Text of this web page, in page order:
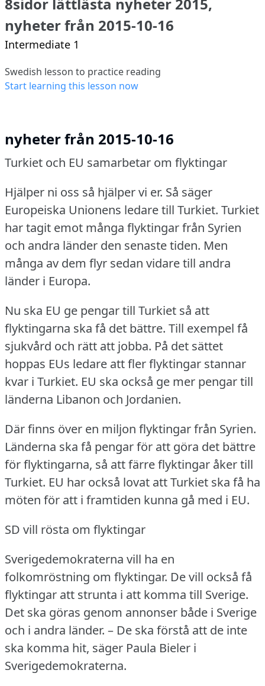
nyheter från 2015-10-16
Intermediate 1
Swedish lesson to practice reading
Start learning this lesson now
nyheter från 2015-10-16
Turkiet och EU samarbetar om flyktingar
Hjälper ni oss så hjälper vi er. Så säger
Europeiska Unionens ledare till Turkiet. Turkiet
har tagit emot många flyktingar från Syrien
och andra länder den senaste tiden. Men
många av dem flyr sedan vidare till andra
länder i Europa.
Nu ska EU ge pengar till Turkiet så att
flyktingarna ska få det bättre. Till exempel få
sjukvård och rätt att jobba. På det sättet
hoppas EUs ledare att fler flyktingar stannar
kvar i Turkiet. EU ska också ge mer pengar till
länderna Libanon och Jordanien.
Där finns över en miljon flyktingar från Syrien.
Länderna ska få pengar för att göra det bättre
för flyktingarna, så att färre flyktingar åker till
Turkiet. EU har också lovat att Turkiet ska få ha
möten för att i framtiden kunna gå med i EU.
SD vill rösta om flyktingar
Sverigedemokraterna vill ha en
folkomröstning om flyktingar. De vill också få
flyktingar att strunta i att komma till Sverige.
Det ska göras genom annonser både i Sverige
och i andra länder. – De ska förstå att de inte
ska komma hit, säger Paula Bieler i
Sverigedemokraterna.